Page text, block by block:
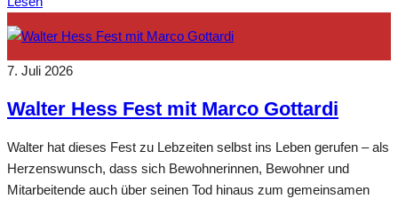
7. Juli 2026
Walter Hess Fest mit Marco Gottardi
Walter hat dieses Fest zu Lebzeiten selbst ins Leben gerufen – als
Herzenswunsch, dass sich Bewohnerinnen, Bewohner und
Mitarbeitende auch über seinen Tod hinaus zum gemeinsamen